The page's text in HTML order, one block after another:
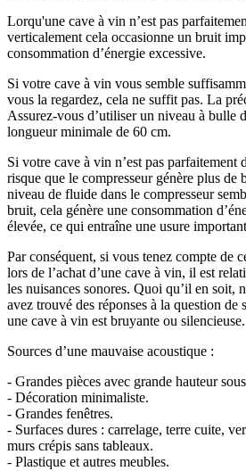
Lorqu'une cave à vin n’est pas
verticalement cela occasionne un bruit
consommation d’énergie excessive.
Si votre cave à vin vous semble
vous la regardez, cela ne suffit pas. La
Assurez-vous d’utiliser un niveau à bulle
longueur minimale de 60 cm.
Si votre cave à vin n’est pas parfaitement
risque que le compresseur génère plus de
niveau de fluide dans le compresseur
bruit, cela génère une consommation
élevée, ce qui entraîne une usure
Par conséquent, si vous tenez compte de
lors de l’achat d’une cave à vin, il est
les nuisances sonores. Quoi qu’il en soit,
avez trouvé des réponses à la question de
une cave à vin est bruyante ou silencieuse.
Sources d’une mauvaise acoustique :
- Grandes pièces avec grande hauteur
- Décoration minimaliste.
- Grandes fenêtres.
- Surfaces dures : carrelage, terre cuite,
murs crépis sans tableaux.
- Plastique et autres meubles.